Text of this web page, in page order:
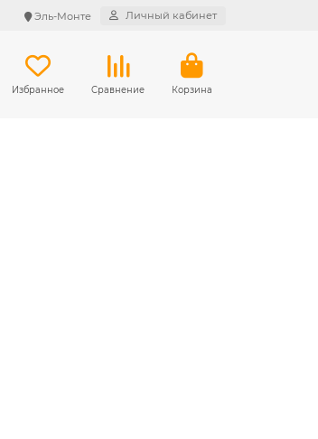
Эль-Монте Личный кабинет
Избранное Сравнение Корзина